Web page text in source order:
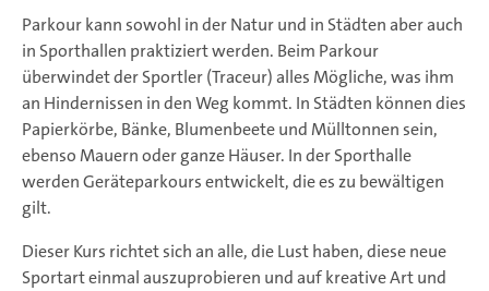
Parkour kann sowohl in der Natur und in Städten aber auch
in Sporthallen praktiziert werden. Beim Parkour
überwindet der Sportler (Traceur) alles Mögliche, was ihm
an Hindernissen in den Weg kommt. In Städten können dies
Papierkörbe, Bänke, Blumenbeete und Mülltonnen sein,
ebenso Mauern oder ganze Häuser. In der Sporthalle
werden Geräteparkours entwickelt, die es zu bewältigen
gilt.
Dieser Kurs richtet sich an alle, die Lust haben, diese neue
Sportart einmal auszuprobieren und auf kreative Art und